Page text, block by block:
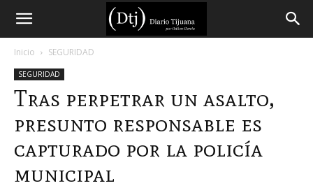
Diario
Tijuana
Inicio SEGURIDAD
SEGURIDAD
Tras perpetrar un asalto,
presunto responsable es
capturado por la policía
municipal